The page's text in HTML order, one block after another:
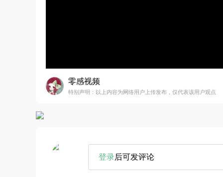
零感视频
特别声明：以上内容为网络用户上传发布，仅代表该用户观点
登录后可发评论